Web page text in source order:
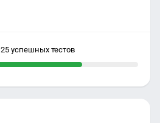
25 успешных тестов